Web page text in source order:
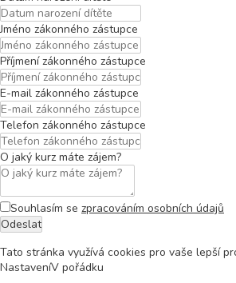
Jméno zákonného zástupce
Příjmení zákonného zástupce
E-mail zákonného zástupce
Telefon zákonného zástupce
O jaký kurz máte zájem?
Souhlasím se zpracováním osobních údajů
Tato stránka využívá cookies pro vaše lepší
NastaveníV pořádku